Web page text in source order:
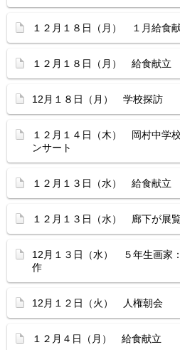
１２月１８日（月） １月給食
１２月１８日（月） 給食献立
12月１８日（月） 学校探訪
１２月１４日（木） 岡村中学
ンサート
１２月１３日（水） 給食献立
１２月１３日（水） 廊下が展覧
12月１３日（水） ５年生画家
作
12月１２日（火） 人権朝会
１２月４日（月） 給食献立